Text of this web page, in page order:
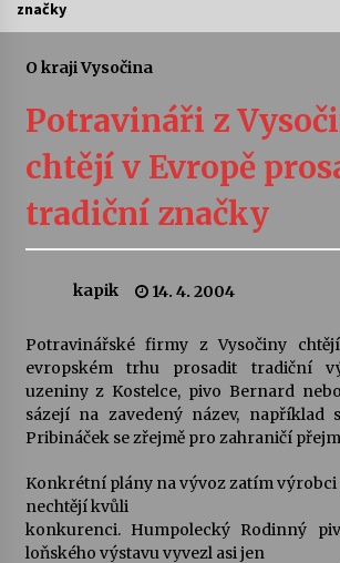
Vernisáž výstavy Josefíny
30. 7. 2026
Veselí muzikanti
30. 7. 2026
šedesátka: 28. 7.–1. 8. 2026
28. 7. 2026
Letní koncerty ve
Jenakaši
Votavžatský ploty
23. 7. 2026
značky
O kraji Vysočina
Potravináři z
chtějí v Evropě
tradiční značky
kapik 14. 4. 2004
Potravinářské firmy z Vysočiny
evropském trhu prosadit tradiční
uzeniny z Kostelce, pivo Bernard
sázejí na zavedený název, například
Pribináček se zřejmě pro zahraničí
Konkrétní plány na vývoz zatím výrobci
nechtějí kvůli
konkurenci. Humpolecký Rodinný
loňského výstavu vyvezl asi jen